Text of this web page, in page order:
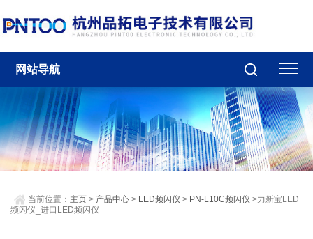
网站导航
当前位置： 主页 > 产品中心 > LED频闪仪 > PN-L10C频闪仪 >力新宝LED
频闪仪_进口LED频闪仪